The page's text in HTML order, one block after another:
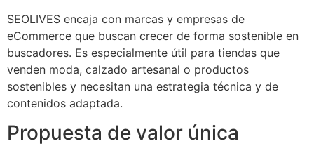
SEOLIVES encaja con marcas y empresas de
eCommerce que buscan crecer de forma sostenible en
buscadores. Es especialmente útil para tiendas que
venden moda, calzado artesanal o productos
sostenibles y necesitan una estrategia técnica y de
contenidos adaptada.
Propuesta de valor única